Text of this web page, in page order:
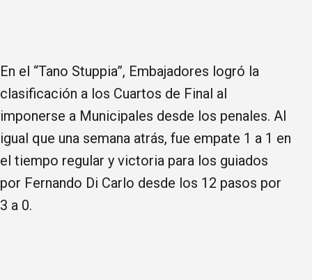
En el “Tano Stuppia”, Embajadores logró la
clasificación a los Cuartos de Final al
imponerse a Municipales desde los penales. Al
igual que una semana atrás, fue empate 1 a 1 en
el tiempo regular y victoria para los guiados
por Fernando Di Carlo desde los 12 pasos por
3 a 0.